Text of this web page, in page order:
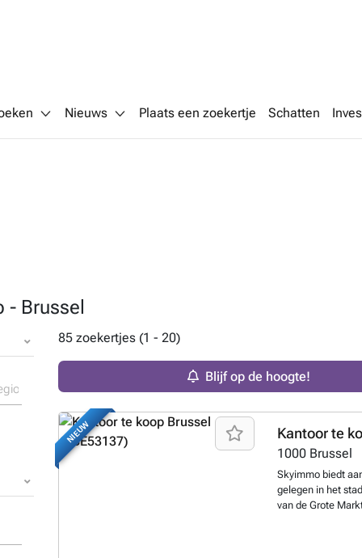
Nieuws Plaats een zoekertje Schatten
Brussel
85 zoekertjes (1 - 20)
Blijf op de hoogte!
NIEUW Kantoor te
1000 Brussel
Skyimmo biedt
gelegen in het
van de Grote
volumes en een